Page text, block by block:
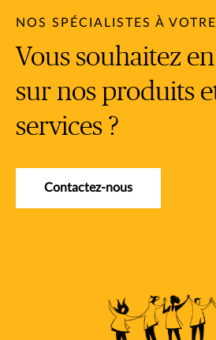
NOS SPÉCIALISTES À
Vous souhaitez
sur nos produits
services ?
Contactez-nous